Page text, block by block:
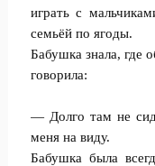
играть с
семьёй по ягоды.
Бабушка знала, где
говорила:
— Долго там не
меня на виду.
Бабушка была